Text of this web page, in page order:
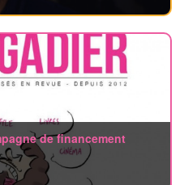
de financement